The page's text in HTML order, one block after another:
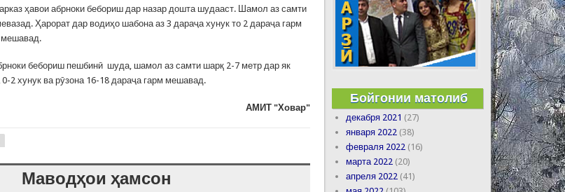
ҳавои абрноки бебориш дар назар дошта шудааст. Шамол аз самти
Ҳарорат дар водиҳо шабона аз 3 дараҷа хунук то 2 дараҷа гарм
мешавад.
бебориш пешбинӣ шуда, шамол аз самти шарқ 2-7 метр дар як
2 хунук ва рӯзона 16-18 дараҷа гарм мешавад.
АМИТ "Ховар"
Маводҳои ҳамсон
Бойгонии матолиб
декабря 2021 (27)
января 2022 (38)
февраля 2022 (16)
марта 2022 (20)
апреля 2022 (41)